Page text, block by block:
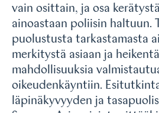
vain osittain, ja osa
ainoastaan poliisin haltuun.
puolustusta tarkastamasta
merkitystä asiaan ja
mahdollisuuksia
oikeudenkäyntiin.
läpinäkyvyyden ja